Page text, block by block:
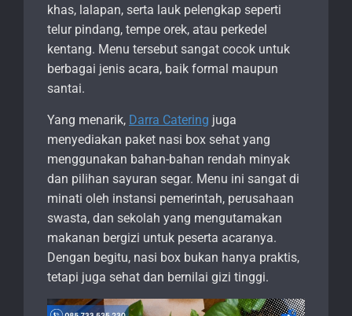
khas, lalapan, serta lauk pelengkap seperti
telur pindang, tempe orek, atau perkedel
kentang. Menu tersebut sangat cocok untuk
berbagai jenis acara, baik formal maupun
santai.
Yang menarik, Darra Catering juga
menyediakan paket nasi box sehat yang
menggunakan bahan-bahan rendah minyak
dan pilihan sayuran segar. Menu ini sangat di
minati oleh instansi pemerintah, perusahaan
swasta, dan sekolah yang mengutamakan
makanan bergizi untuk peserta acaranya.
Dengan begitu, nasi box bukan hanya praktis,
tetapi juga sehat dan bernilai gizi tinggi.